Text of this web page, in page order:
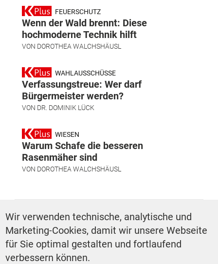
FEUERSCHUTZ
Wenn der Wald brennt: Diese
hochmoderne Technik hilft
VON DOROTHEA WALCHSHÄUSL
WAHLAUSSCHÜSSE
Verfassungstreue: Wer darf
Bürgermeister werden?
VON DR. DOMINIK LÜCK
WIESEN
Warum Schafe die besseren
Rasenmäher sind
VON DOROTHEA WALCHSHÄUSL
Podcast
Wir verwenden technische, analytische und
Marketing-Cookies, damit wir unsere Webseite
für Sie optimal gestalten und fortlaufend
verbessern können.